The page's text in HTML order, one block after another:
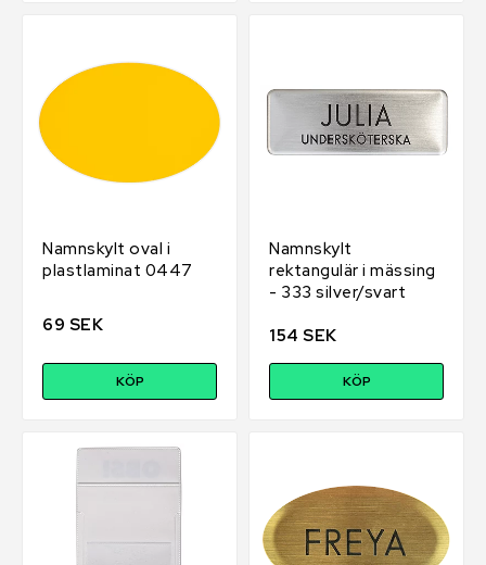
Namnskylt oval i
plastlaminat 0447
69 SEK
KÖP
Namnskylt
rektangulär i mässing
- 333 silver/svart
154 SEK
KÖP